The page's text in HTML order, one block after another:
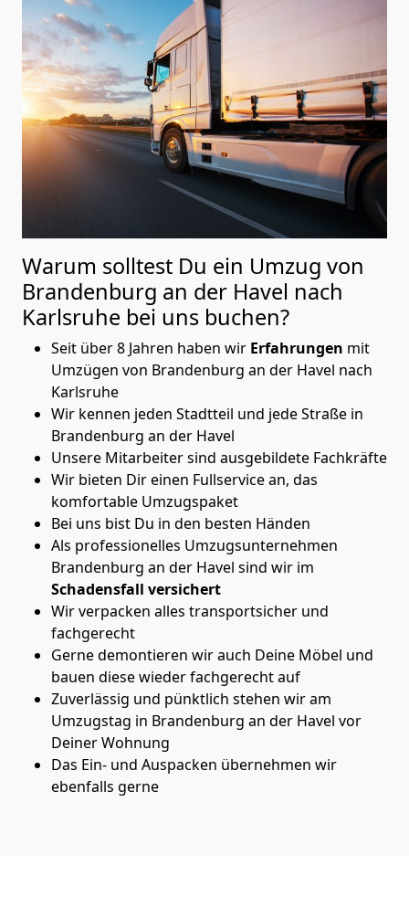
Warum solltest Du ein Umzug von
Brandenburg an der Havel nach
Karlsruhe bei uns buchen?
Seit über 8 Jahren haben wir Erfahrungen mit
Umzügen von Brandenburg an der Havel nach
Karlsruhe
Wir kennen jeden Stadtteil und jede Straße in
Brandenburg an der Havel
Unsere Mitarbeiter sind ausgebildete Fachkräfte
Wir bieten Dir einen Fullservice an, das
komfortable Umzugspaket
Bei uns bist Du in den besten Händen
Als professionelles Umzugsunternehmen
Brandenburg an der Havel sind wir im
Schadensfall versichert
Wir verpacken alles transportsicher und
fachgerecht
Gerne demontieren wir auch Deine Möbel und
bauen diese wieder fachgerecht auf
Zuverlässig und pünktlich stehen wir am
Umzugstag in Brandenburg an der Havel vor
Deiner Wohnung
Das Ein- und Auspacken übernehmen wir
ebenfalls gerne